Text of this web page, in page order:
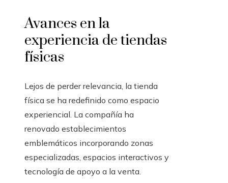
Avances en la
experiencia de tiendas
físicas
Lejos de perder relevancia, la tienda
física se ha redefinido como espacio
experiencial. La compañía ha
renovado establecimientos
emblemáticos incorporando zonas
especializadas, espacios interactivos y
tecnología de apoyo a la venta.